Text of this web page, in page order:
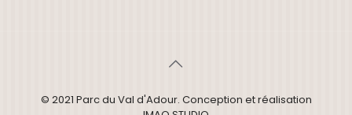
© 2021 Parc du Val d'Adour. Conception et réalisation